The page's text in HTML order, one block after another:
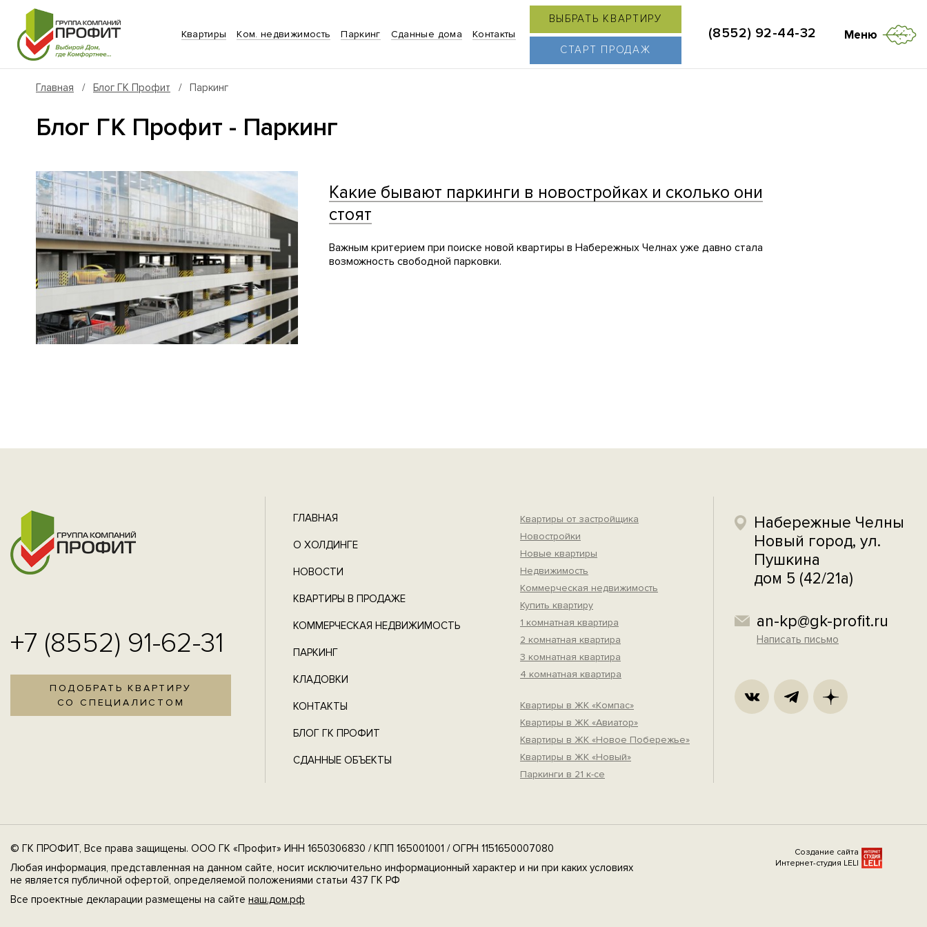
Квартиры Ком. недвижимость Паркинг Сданные дома Контакты
ВЫБРАТЬ КВАРТИРУ
СТАРТ ПРОДАЖ
(8552) 92-44-32 Меню
Главная / Блог ГК Профит / Паркинг
Блог ГК Профит - Паркинг
Какие бывают паркинги в новостройках и сколько они
стоят
Важным критерием при поиске новой квартиры в Набережных Челнах уже давно стала
возможность свободной парковки.
+7 (8552) 91-62-31
ПОДОБРАТЬ КВАРТИРУ
СО СПЕЦИАЛИСТОМ
ГЛАВНАЯ
О ХОЛДИНГЕ
НОВОСТИ
КВАРТИРЫ В ПРОДАЖЕ
КОММЕРЧЕСКАЯ НЕДВИЖИМОСТЬ
ПАРКИНГ
КЛАДОВКИ
КОНТАКТЫ
БЛОГ ГК ПРОФИТ
СДАННЫЕ ОБЪЕКТЫ
Квартиры от застройщика
Новостройки
Новые квартиры
Недвижимость
Коммерческая недвижимость
Купить квартиру
1 комнатная квартира
2 комнатная квартира
3 комнатная квартира
4 комнатная квартира
Квартиры в ЖК «Компас»
Квартиры в ЖК «Авиатор»
Квартиры в ЖК «Новое Побережье»
Квартиры в ЖК «Новый»
Паркинги в 21 к-се
Набережные Челны
Новый город, ул.
Пушкина
дом 5 (42/21а)
an-kp@gk-profit.ru
Написать письмо
© ГК ПРОФИТ, Все права защищены. ООО ГК «Профит» ИНН 1650306830 / КПП 165001001 / ОГРН 1151650007080
Любая информация, представленная на данном сайте, носит исключительно информационный характер и ни при каких условиях
не является публичной офертой, определяемой положениями статьи 437 ГК РФ
Все проектные декларации размещены на сайте наш.дом.рф
Создание сайта
Интернет-студия LELI